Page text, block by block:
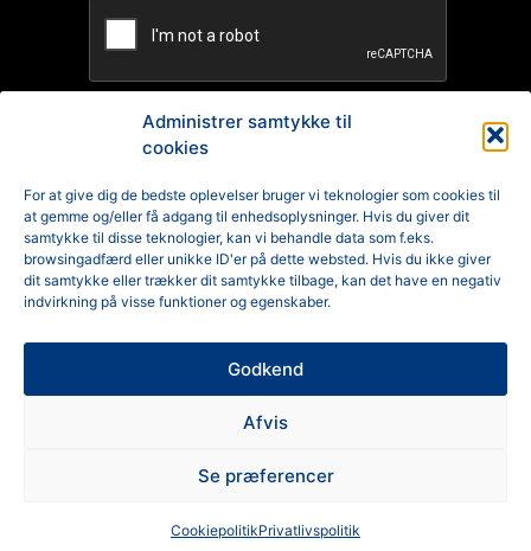
Administrer samtykke til
cookies
For at give dig de bedste oplevelser bruger vi teknologier som cookies til
at gemme og/eller få adgang til enhedsoplysninger. Hvis du giver dit
samtykke til disse teknologier, kan vi behandle data som f.eks.
browsingadfærd eller unikke ID'er på dette websted. Hvis du ikke giver
dit samtykke eller trækker dit samtykke tilbage, kan det have en negativ
indvirkning på visse funktioner og egenskaber.
Godkend
Afvis
Se præferencer
CookiepolitikPrivatlivspolitik
Reklamation
Generelle Handelsbetingelser
Privatlivspolitik